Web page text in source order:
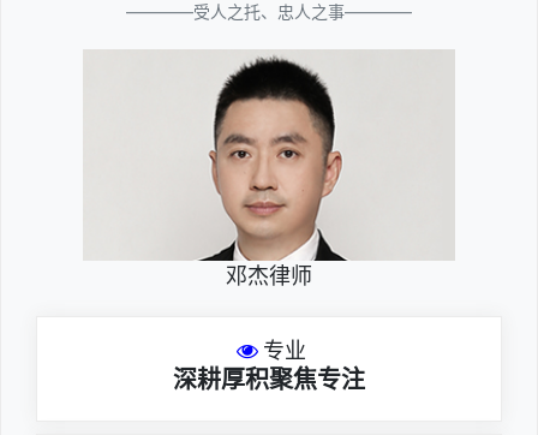
————受人之托、忠人之事————
邓杰律师
专业
深耕厚积聚焦专注